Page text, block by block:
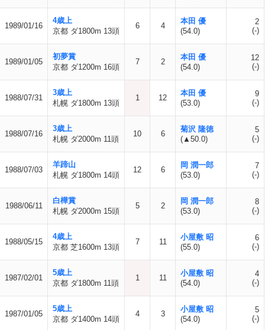
1989/01/16
4歳上
京都 ダ1800m 13頭
6 4
本田 優
(54.0)
2
(-)
1989/01/05
初夢賞
京都 ダ1200m 16頭
7 2
本田 優
(54.0)
12
(-)
1988/07/31
3歳上
札幌 ダ1800m 13頭
1 12
本田 優
(53.0)
9
(-)
1988/07/16
3歳上
札幌 ダ2000m 11頭
10 6
菊沢 隆徳
(▲50.0)
5
(-)
1988/07/03
羊蹄山
札幌 ダ1800m 14頭
12 6
岡 潤一郎
(53.0)
7
(-)
1988/06/11
白樺賞
札幌 ダ2000m 15頭
5 2
岡 潤一郎
(53.0)
8
(-)
1988/05/15
4歳上
京都 芝1600m 13頭
7 11
小屋敷 昭
(55.0)
6
(-)
1987/02/01
5歳上
京都 ダ1800m 11頭
1 11
小屋敷 昭
(54.0)
4
(-)
1987/01/05
5歳上
京都 ダ1400m 14頭
4 3
小屋敷 昭
(54.0)
5
(-)